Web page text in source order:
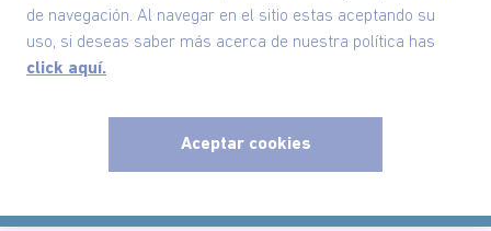
de navegación. Al navegar en el sitio estas aceptando su
uso, si deseas saber más acerca de nuestra política has
click aquí.
Aceptar cookies
Comodin S.A.S | NIT: 800.069.933-6©2025 Americanino, todos los derechos reservados